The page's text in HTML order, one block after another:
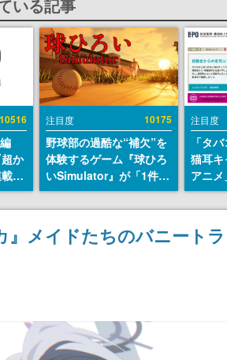
いる記事
10516
か
決
レ
ス
…
注目度 10175
野球部の過酷な“補欠”を
体験するゲーム『球ひろ
いSimulator』が「1件」
のウィッシュリストをも
とにチェコ語に対応し
SNSで話題に。『キング
ダム・カム』開発元やチ
注目度
「タ
猫耳
アニ
から
の使
めて
す
』メイドたちのバニート